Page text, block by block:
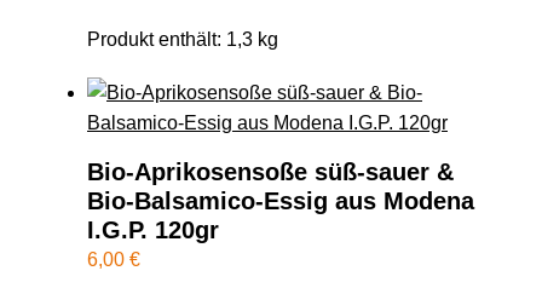
Produkt enthält: 1,3 kg
Bio-Aprikosensoße süß-sauer &
Bio-Balsamico-Essig aus Modena
I.G.P. 120gr
6,00 €